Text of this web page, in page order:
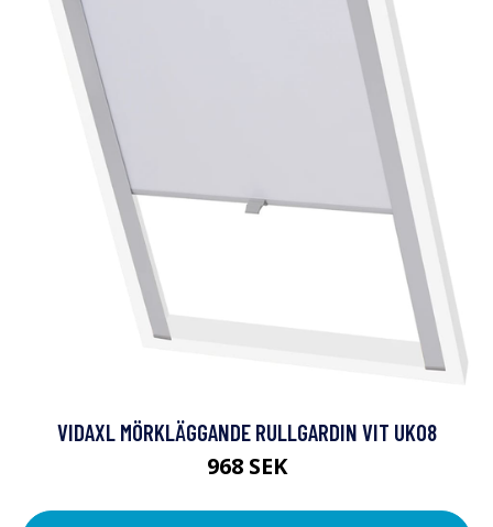
VIDAXL MÖRKLÄGGANDE RULLGARDIN VIT UK08
968 SEK